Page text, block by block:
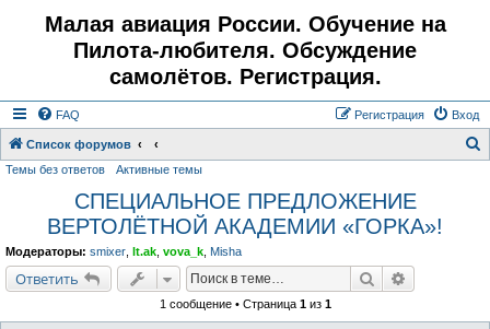
Малая авиация России. Обучение на
Пилота-любителя. Обсуждение
самолётов. Регистрация.
FAQ Вход
Регистрация
Список форумов
Темы без ответов Активные темы
СПЕЦИАЛЬНОЕ ПРЕДЛОЖЕНИЕ
ВЕРТОЛЁТНОЙ АКАДЕМИИ «ГОРКА»!
Модераторы: smixer lt.ak vova_k Misha
Ответить Поиск
1 сообщение • Страница 1из 1